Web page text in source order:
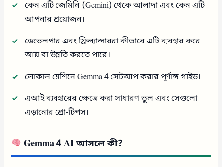
কেন এটি জেমিনি (Gemini) থেকে আলাদা এবং কেন এটি
আপনার প্রয়োজন।
ডেভেলপার এবং ফ্রিল্যান্সাররা কীভাবে এটি ব্যবহার করে
আয় বা উন্নতি করতে পারে।
লোকাল মেশিনে Gemma 4 সেটআপ করার পূর্ণাঙ্গ গাইড।
এআই ব্যবহারের ক্ষেত্রে করা সাধারণ ভুল এবং সেগুলো
এড়ানোর প্রো-টিপস।
Gemma 4 AI আসলে কী?